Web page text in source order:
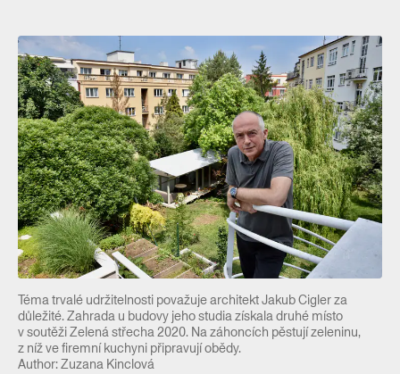
Téma trvalé udržitelnosti považuje architekt Jakub Cigler za
důležité. Zahrada u budovy jeho studia získala druhé místo
v soutěži Zelená střecha 2020. Na záhoncích pěstují zeleninu,
z níž ve firemní kuchyni připravují obědy.
Author: Zuzana Kinclová